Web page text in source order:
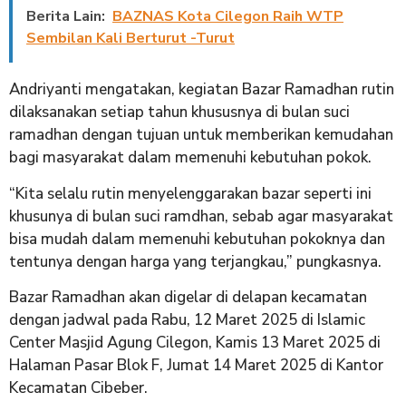
Berita Lain: BAZNAS Kota Cilegon Raih WTP
Sembilan Kali Berturut -Turut
Andriyanti mengatakan, kegiatan Bazar Ramadhan rutin
dilaksanakan setiap tahun khususnya di bulan suci
ramadhan dengan tujuan untuk memberikan kemudahan
bagi masyarakat dalam memenuhi kebutuhan pokok.
“Kita selalu rutin menyelenggarakan bazar seperti ini
khusunya di bulan suci ramdhan, sebab agar masyarakat
bisa mudah dalam memenuhi kebutuhan pokoknya dan
tentunya dengan harga yang terjangkau,” pungkasnya.
Bazar Ramadhan akan digelar di delapan kecamatan
dengan jadwal pada Rabu, 12 Maret 2025 di Islamic
Center Masjid Agung Cilegon, Kamis 13 Maret 2025 di
Halaman Pasar Blok F, Jumat 14 Maret 2025 di Kantor
Kecamatan Cibeber.